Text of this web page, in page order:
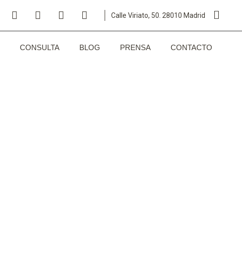
Calle Viriato, 50. 28010 Madrid
CONSULTA BLOG PRENSA CONTACTO